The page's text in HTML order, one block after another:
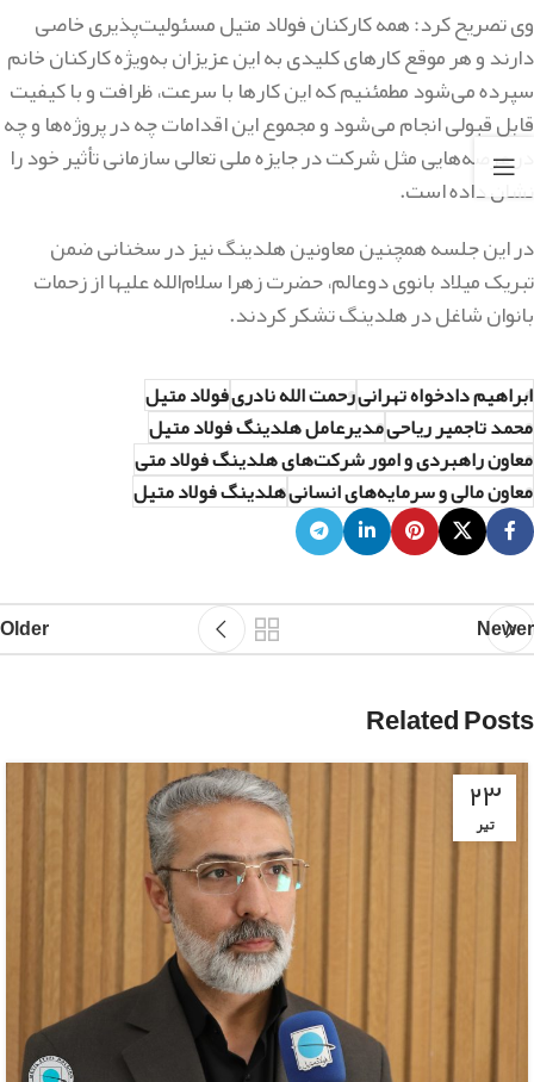
وی تصریح کرد: همه کارکنان فولاد متیل مسئولیت‌پذیری خاصی
دارند و هر موقع کارهای کلیدی به این عزیزان به‌ویژه کارکنان خانم
سپرده می‌شود مطمئنیم که این کارها با سرعت، ظرافت و با کیفیت
قابل قبولی انجام می‌شود و مجموع این اقدامات چه در پروژه‌ها و چه
در عرصه‌هایی مثل شرکت در جایزه ملی تعالی سازمانی تأثیر خود را
نشان داده است.
در این جلسه همچنین معاونین هلدینگ نیز در سخنانی ضمن
تبریک میلاد بانوی دوعالم، حضرت زهرا سلام‌الله علیها از زحمات
بانوان شاغل در هلدینگ تشکر کردند.
ابراهیم دادخواه تهرانیرحمت الله نادریفولاد متیل
محمد تاجمیر ریاحیمدیرعامل هلدینگ فولاد متیل
معاون راهبردی و امور شرکت‌های هلدینگ فولاد متی
معاون مالی و سرمایه‌های انسانیهلدینگ فولاد متیل
Newer
Older
Related Posts
۲۳
تیر